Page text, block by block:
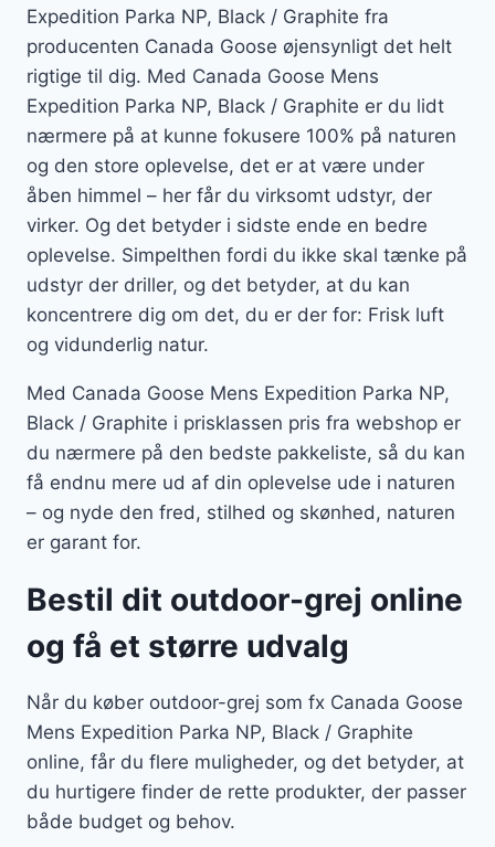
Expedition Parka NP, Black / Graphite fra
producenten Canada Goose øjensynligt det helt
rigtige til dig. Med Canada Goose Mens
Expedition Parka NP, Black / Graphite er du lidt
nærmere på at kunne fokusere 100% på naturen
og den store oplevelse, det er at være under
åben himmel – her får du virksomt udstyr, der
virker. Og det betyder i sidste ende en bedre
oplevelse. Simpelthen fordi du ikke skal tænke på
udstyr der driller, og det betyder, at du kan
koncentrere dig om det, du er der for: Frisk luft
og vidunderlig natur.
Med Canada Goose Mens Expedition Parka NP,
Black / Graphite i prisklassen pris fra webshop er
du nærmere på den bedste pakkeliste, så du kan
få endnu mere ud af din oplevelse ude i naturen
– og nyde den fred, stilhed og skønhed, naturen
er garant for.
Bestil dit outdoor-grej online
og få et større udvalg
Når du køber outdoor-grej som fx Canada Goose
Mens Expedition Parka NP, Black / Graphite
online, får du flere muligheder, og det betyder, at
du hurtigere finder de rette produkter, der passer
både budget og behov.